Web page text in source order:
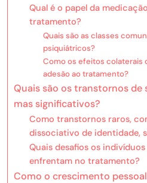
Qual é o papel da
tratamento?
Quais são as classes
psiquiátricos?
Como os efeitos colaterais
adesão ao tratamento?
Quais são os transtornos de
mas significativos?
Como transtornos raros,
dissociativo de identidade,
Quais desafios os
enfrentam no tratamento?
Como o crescimento